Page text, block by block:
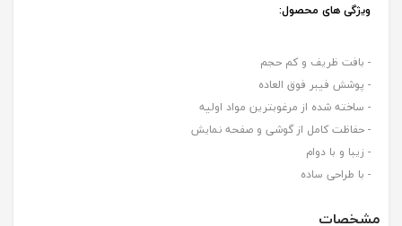
ویژگی های محصول:
- بافت ظریف و کم حجم
- پوشش فیبر فوق العاده
- ساخته شده از مرغوبترین مواد اولیه
- حفاظت کامل از گوشی و صفحه نمایش
- زیبا و با دوام
- با طراحی ساده
مشخصات